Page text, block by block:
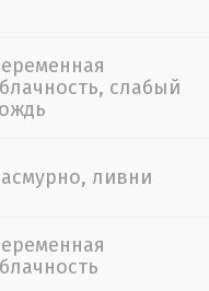
слабый
ливни